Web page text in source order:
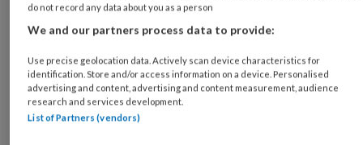
Voor behandelaren die al bekend zijn met het
scholing hebben gehad in het model of er
ervaring mee hebben opgedaan in de
behandelkamer, is het een uitgebreid
do not record any data about you as a person
We and our partners process data to provide:
Use precise geolocation data. Actively scan device characteristics for
identification. Store and/or access information on a device. Personalised
advertising and content, advertising and content measurement, audience
research and services development.
List of Partners (vendors)